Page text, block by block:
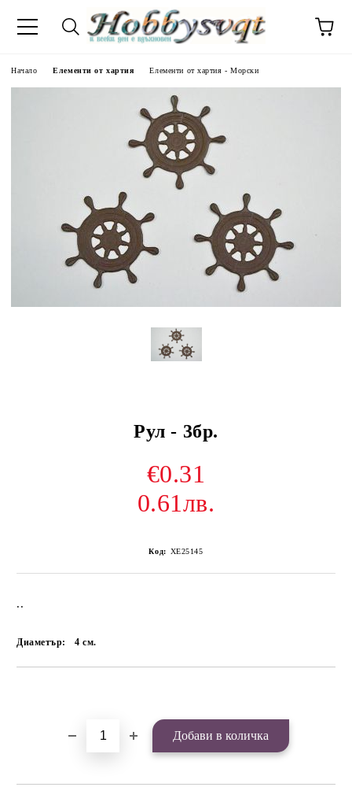
Начало Елементи от хартия Елементи от хартия - Морски
Рул - 3бр.
€0.31
0.61лв.
Код: ХЕ25145
..
Диаметър: 4см.